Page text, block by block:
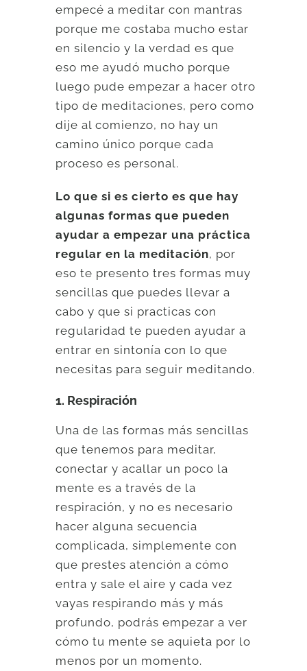
empecé a meditar con mantras
porque me costaba mucho estar
en silencio y la verdad es que
eso me ayudó mucho porque
luego pude empezar a hacer otro
tipo de meditaciones, pero como
dije al comienzo, no hay un
camino único porque cada
proceso es personal.
Lo que si es cierto es que hay
algunas formas que pueden
ayudar a empezar una práctica
regular en la meditación, por
eso te presento tres formas muy
sencillas que puedes llevar a
cabo y que si practicas con
regularidad te pueden ayudar a
entrar en sintonía con lo que
necesitas para seguir meditando.
1. Respiración
Una de las formas más sencillas
que tenemos para meditar,
conectar y acallar un poco la
mente es a través de la
respiración, y no es necesario
hacer alguna secuencia
complicada, simplemente con
que prestes atención a cómo
entra y sale el aire y cada vez
vayas respirando más y más
profundo, podrás empezar a ver
cómo tu mente se aquieta por lo
menos por un momento.